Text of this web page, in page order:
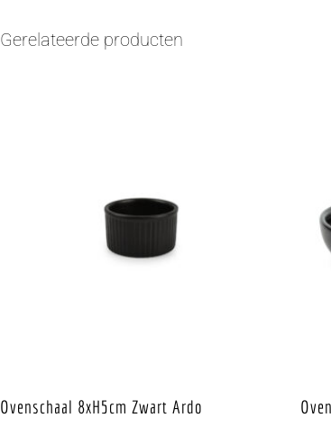
Gerelateerde producten
Ovenschaal 8xH5cm Zwart Ardo